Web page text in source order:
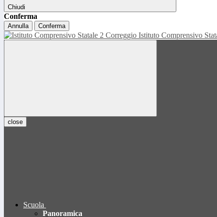
Chiudi
Conferma
Annulla Conferma
Istituto Comprensivo
close
Scuola
Panoramica